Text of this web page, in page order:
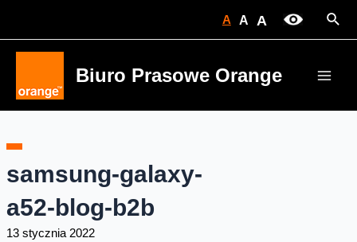
A A A
Biuro Prasowe Orange
samsung-galaxy-
a52-blog-b2b
13 stycznia 2022